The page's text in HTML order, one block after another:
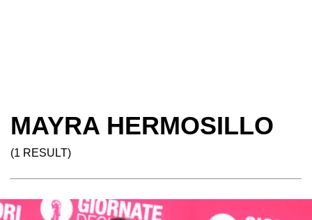
MAYRA HERMOSILLO
(1 RESULT)